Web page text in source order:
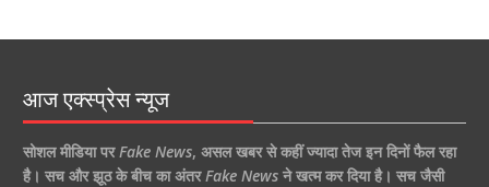
आज एक्स्प्रेस न्यूज
सोशल मीडिया पर Fake News, असल खबर से कहीं ज्यादा तेज इन दिनों फैल रहा
है। सच और झूठ के बीच का अंतर Fake Newsने खत्म कर दिया है। सच जैसी